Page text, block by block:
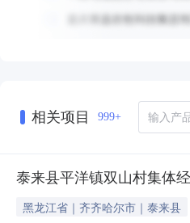
相关项目 999+
泰来县平洋镇双山村集体
黑龙江省｜齐齐哈尔市｜泰来县